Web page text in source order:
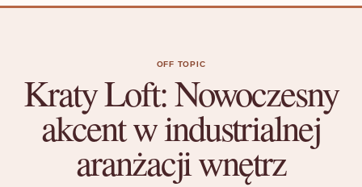
OFF TOPIC
Kraty Loft: Nowoczesny
akcent w industrialnej
aranżacji wnętrz